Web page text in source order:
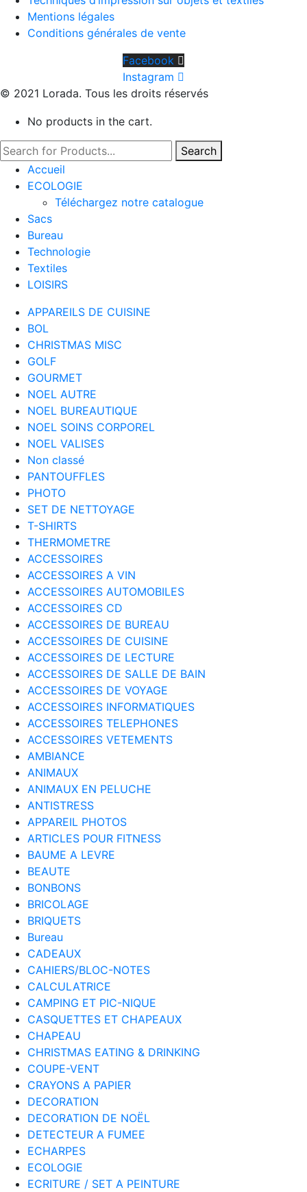
Mentions légales
Conditions générales de vente
Facebook
Instagram
© 2021 Lorada. Tous les droits réservés
No products in the cart.
Search
Accueil
ECOLOGIE
Téléchargez notre catalogue
Sacs
Bureau
Technologie
Textiles
LOISIRS
APPAREILS DE CUISINE
BOL
CHRISTMAS MISC
GOLF
GOURMET
NOEL AUTRE
NOEL BUREAUTIQUE
NOEL SOINS CORPOREL
NOEL VALISES
Non classé
PANTOUFFLES
PHOTO
SET DE NETTOYAGE
T-SHIRTS
THERMOMETRE
ACCESSOIRES
ACCESSOIRES A VIN
ACCESSOIRES AUTOMOBILES
ACCESSOIRES CD
ACCESSOIRES DE BUREAU
ACCESSOIRES DE CUISINE
ACCESSOIRES DE LECTURE
ACCESSOIRES DE SALLE DE BAIN
ACCESSOIRES DE VOYAGE
ACCESSOIRES INFORMATIQUES
ACCESSOIRES TELEPHONES
ACCESSOIRES VETEMENTS
AMBIANCE
ANIMAUX
ANIMAUX EN PELUCHE
ANTISTRESS
APPAREIL PHOTOS
ARTICLES POUR FITNESS
BAUME A LEVRE
BEAUTE
BONBONS
BRICOLAGE
BRIQUETS
Bureau
CADEAUX
CAHIERS/BLOC-NOTES
CALCULATRICE
CAMPING ET PIC-NIQUE
CASQUETTES ET CHAPEAUX
CHAPEAU
CHRISTMAS EATING & DRINKING
COUPE-VENT
CRAYONS A PAPIER
DECORATION
DECORATION DE NOËL
DETECTEUR A FUMEE
ECHARPES
ECOLOGIE
ECRITURE / SET A PEINTURE